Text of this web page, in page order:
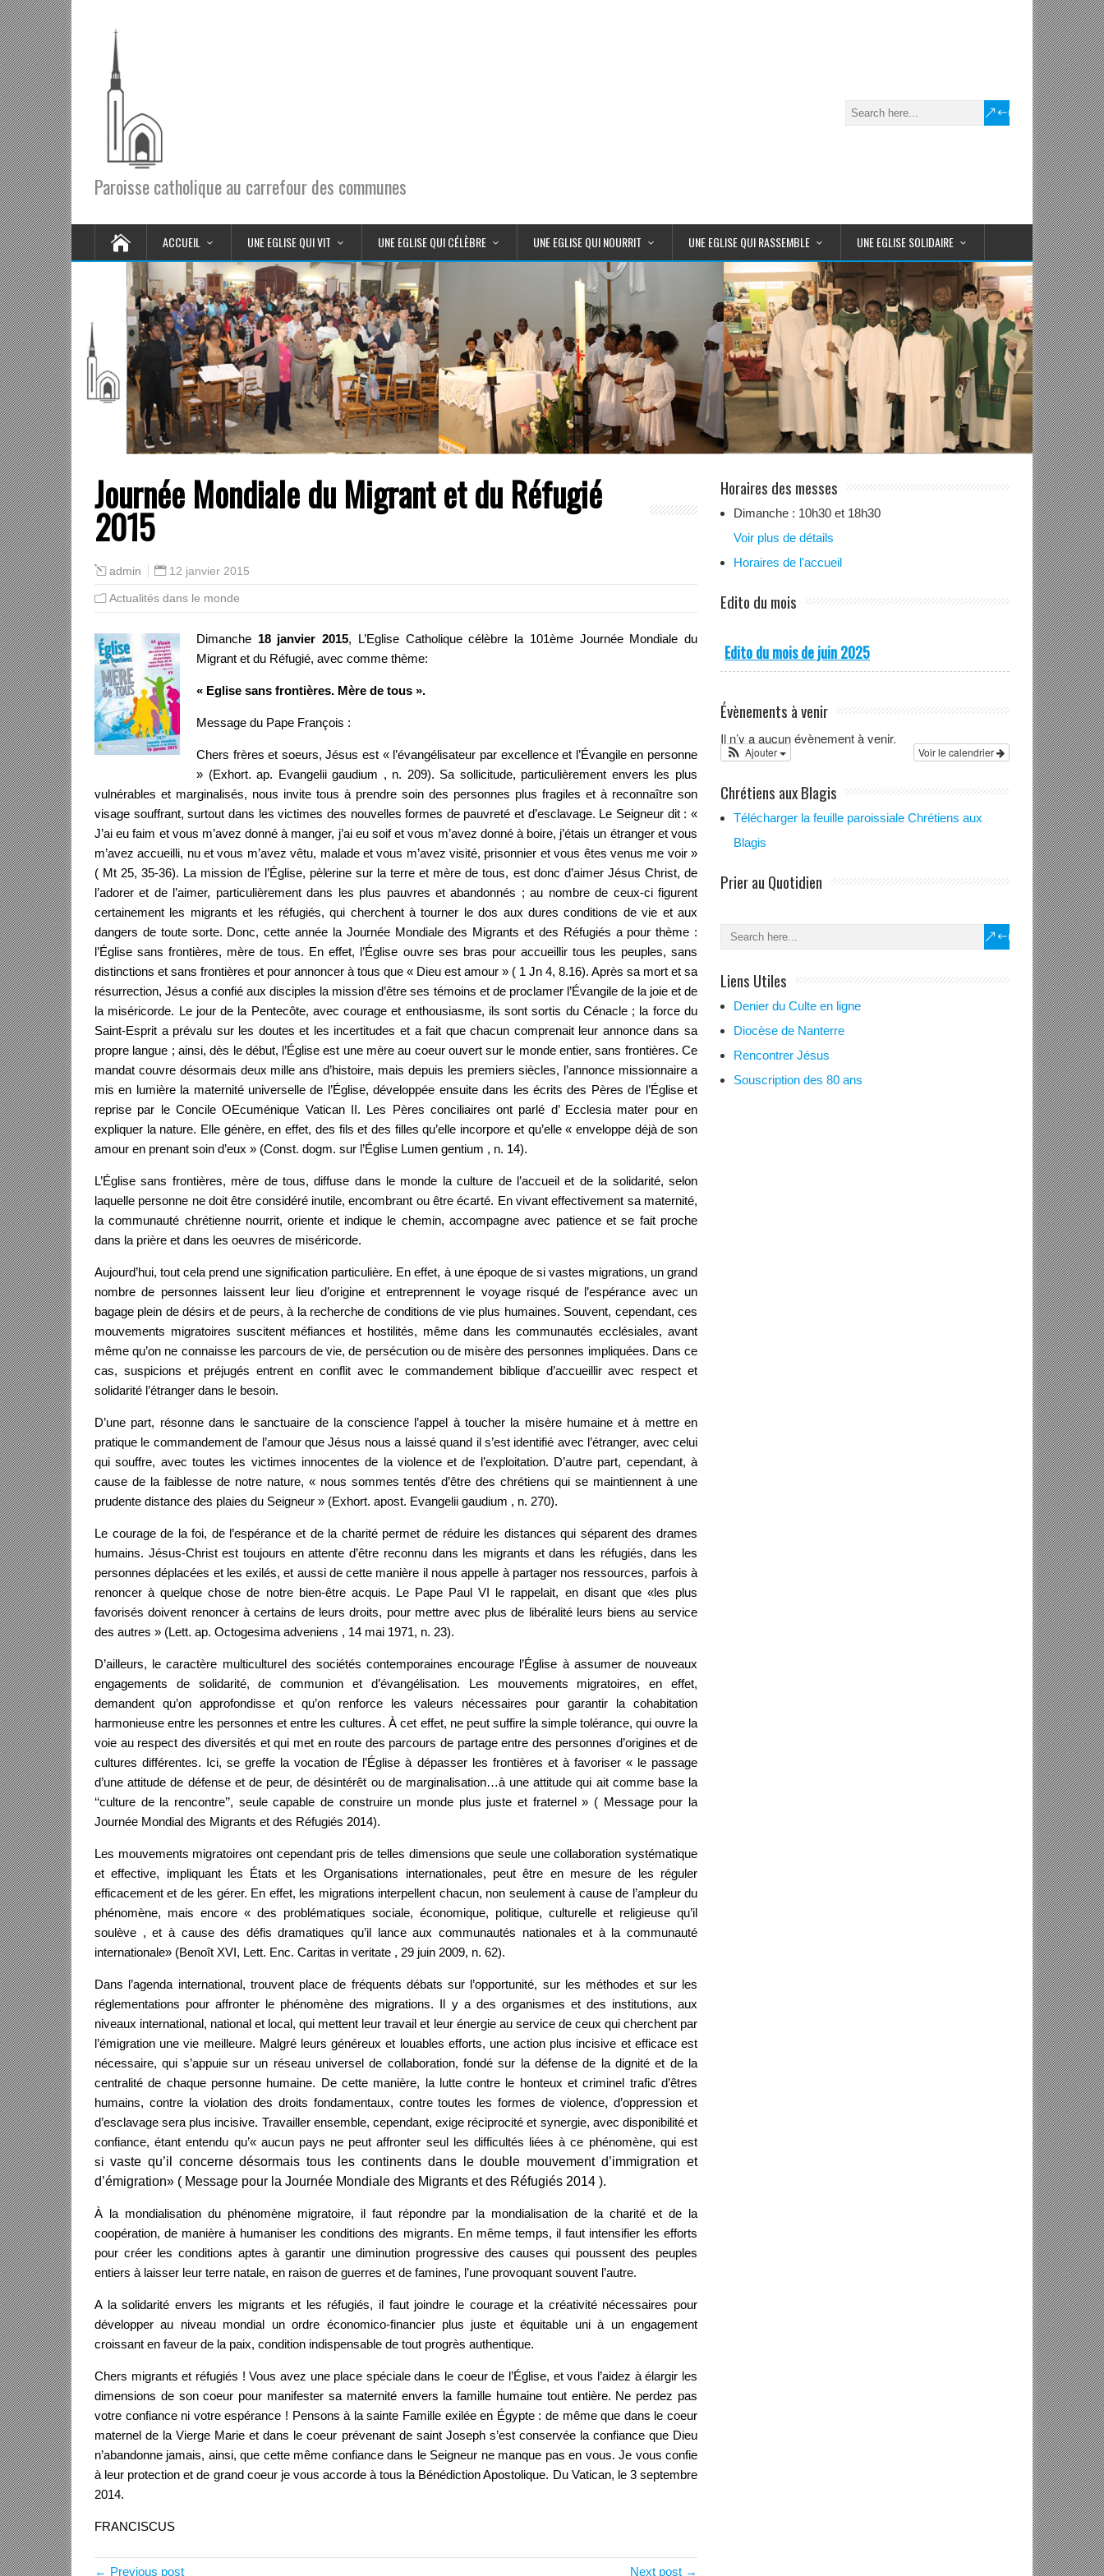
Paroisse catholique au carrefour des communes
ACCUEIL UNE EGLISE QUI VIT UNE EGLISE QUI CÉLÈBRE UNE EGLISE QUI NOURRIT UNE EGLISE QUI RASSEMBLE UNE EGLISE SOLIDAIRE
Journée Mondiale du Migrant et du Réfugié
2015
admin 12 janvier 2015
Actualités dans le monde
Dimanche 18 janvier 2015, L’Eglise Catholique célèbre la 101ème Journée Mondiale du
Migrant et du Réfugié, avec comme thème:
« Eglise sans frontières. Mère de tous ».
Message du Pape François :
Chers frères et soeurs, Jésus est « l’évangélisateur par excellence et l’Évangile en personne
» (Exhort. ap. Evangelii gaudium , n. 209). Sa sollicitude, particulièrement envers les plus
vulnérables et marginalisés, nous invite tous à prendre soin des personnes plus fragiles et à reconnaître son
visage souffrant, surtout dans les victimes des nouvelles formes de pauvreté et d’esclavage. Le Seigneur dit : «
J’ai eu faim et vous m’avez donné à manger, j’ai eu soif et vous m’avez donné à boire, j’étais un étranger et vous
m’avez accueilli, nu et vous m’avez vêtu, malade et vous m’avez visité, prisonnier et vous êtes venus me voir »
( Mt 25, 35-36). La mission de l’Église, pèlerine sur la terre et mère de tous, est donc d’aimer Jésus Christ, de
l’adorer et de l’aimer, particulièrement dans les plus pauvres et abandonnés ; au nombre de ceux-ci figurent
certainement les migrants et les réfugiés, qui cherchent à tourner le dos aux dures conditions de vie et aux
dangers de toute sorte. Donc, cette année la Journée Mondiale des Migrants et des Réfugiés a pour thème :
l’Église sans frontières, mère de tous. En effet, l’Église ouvre ses bras pour accueillir tous les peuples, sans
distinctions et sans frontières et pour annoncer à tous que « Dieu est amour » ( 1 Jn 4, 8.16). Après sa mort et sa
résurrection, Jésus a confié aux disciples la mission d’être ses témoins et de proclamer l’Évangile de la joie et de
la miséricorde. Le jour de la Pentecôte, avec courage et enthousiasme, ils sont sortis du Cénacle ; la force du
Saint-Esprit a prévalu sur les doutes et les incertitudes et a fait que chacun comprenait leur annonce dans sa
propre langue ; ainsi, dès le début, l’Église est une mère au coeur ouvert sur le monde entier, sans frontières. Ce
mandat couvre désormais deux mille ans d’histoire, mais depuis les premiers siècles, l’annonce missionnaire a
mis en lumière la maternité universelle de l’Église, développée ensuite dans les écrits des Pères de l’Église et
reprise par le Concile OEcuménique Vatican II. Les Pères conciliaires ont parlé d’ Ecclesia mater pour en
expliquer la nature. Elle génère, en effet, des fils et des filles qu’elle incorpore et qu’elle « enveloppe déjà de son
amour en prenant soin d’eux » (Const. dogm. sur l’Église Lumen gentium , n. 14).
L’Église sans frontières, mère de tous, diffuse dans le monde la culture de l’accueil et de la solidarité, selon
laquelle personne ne doit être considéré inutile, encombrant ou être écarté. En vivant effectivement sa maternité,
la communauté chrétienne nourrit, oriente et indique le chemin, accompagne avec patience et se fait proche
dans la prière et dans les oeuvres de miséricorde.
Aujourd’hui, tout cela prend une signification particulière. En effet, à une époque de si vastes migrations, un grand
nombre de personnes laissent leur lieu d’origine et entreprennent le voyage risqué de l’espérance avec un
bagage plein de désirs et de peurs, à la recherche de conditions de vie plus humaines. Souvent, cependant, ces
mouvements migratoires suscitent méfiances et hostilités, même dans les communautés ecclésiales, avant
même qu’on ne connaisse les parcours de vie, de persécution ou de misère des personnes impliquées. Dans ce
cas, suspicions et préjugés entrent en conflit avec le commandement biblique d’accueillir avec respect et
solidarité l’étranger dans le besoin.
D’une part, résonne dans le sanctuaire de la conscience l’appel à toucher la misère humaine et à mettre en
pratique le commandement de l’amour que Jésus nous a laissé quand il s’est identifié avec l’étranger, avec celui
qui souffre, avec toutes les victimes innocentes de la violence et de l’exploitation. D’autre part, cependant, à
cause de la faiblesse de notre nature, « nous sommes tentés d’être des chrétiens qui se maintiennent à une
prudente distance des plaies du Seigneur » (Exhort. apost. Evangelii gaudium , n. 270).
Le courage de la foi, de l’espérance et de la charité permet de réduire les distances qui séparent des drames
humains. Jésus-Christ est toujours en attente d’être reconnu dans les migrants et dans les réfugiés, dans les
personnes déplacées et les exilés, et aussi de cette manière il nous appelle à partager nos ressources, parfois à
renoncer à quelque chose de notre bien-être acquis. Le Pape Paul VI le rappelait, en disant que «les plus
favorisés doivent renoncer à certains de leurs droits, pour mettre avec plus de libéralité leurs biens au service
des autres » (Lett. ap. Octogesima adveniens , 14 mai 1971, n. 23).
D’ailleurs, le caractère multiculturel des sociétés contemporaines encourage l’Église à assumer de nouveaux
engagements de solidarité, de communion et d’évangélisation. Les mouvements migratoires, en effet,
demandent qu’on approfondisse et qu’on renforce les valeurs nécessaires pour garantir la cohabitation
harmonieuse entre les personnes et entre les cultures. À cet effet, ne peut suffire la simple tolérance, qui ouvre la
voie au respect des diversités et qui met en route des parcours de partage entre des personnes d’origines et de
cultures différentes. Ici, se greffe la vocation de l’Église à dépasser les frontières et à favoriser « le passage
d’une attitude de défense et de peur, de désintérêt ou de marginalisation…à une attitude qui ait comme base la
‘‘culture de la rencontre’’, seule capable de construire un monde plus juste et fraternel » ( Message pour la
Journée Mondial des Migrants et des Réfugiés 2014).
Les mouvements migratoires ont cependant pris de telles dimensions que seule une collaboration systématique
et effective, impliquant les États et les Organisations internationales, peut être en mesure de les réguler
efficacement et de les gérer. En effet, les migrations interpellent chacun, non seulement à cause de l’ampleur du
phénomène, mais encore « des problématiques sociale, économique, politique, culturelle et religieuse qu’il
soulève , et à cause des défis dramatiques qu’il lance aux communautés nationales et à la communauté
internationale» (Benoît XVI, Lett. Enc. Caritas in veritate , 29 juin 2009, n. 62).
Dans l’agenda international, trouvent place de fréquents débats sur l’opportunité, sur les méthodes et sur les
réglementations pour affronter le phénomène des migrations. Il y a des organismes et des institutions, aux
niveaux international, national et local, qui mettent leur travail et leur énergie au service de ceux qui cherchent par
l’émigration une vie meilleure. Malgré leurs généreux et louables efforts, une action plus incisive et efficace est
nécessaire, qui s’appuie sur un réseau universel de collaboration, fondé sur la défense de la dignité et de la
centralité de chaque personne humaine. De cette manière, la lutte contre le honteux et criminel trafic d’êtres
humains, contre la violation des droits fondamentaux, contre toutes les formes de violence, d’oppression et
d’esclavage sera plus incisive. Travailler ensemble, cependant, exige réciprocité et synergie, avec disponibilité et
confiance, étant entendu qu’« aucun pays ne peut affronter seul les difficultés liées à ce phénomène, qui est
si vaste qu’il concerne désormais tous les continents dans le double mouvement d’immigration et
d’émigration» ( Message pour la Journée Mondiale des Migrants et des Réfugiés 2014 ).
À la mondialisation du phénomène migratoire, il faut répondre par la mondialisation de la charité et de la
coopération, de manière à humaniser les conditions des migrants. En même temps, il faut intensifier les efforts
pour créer les conditions aptes à garantir une diminution progressive des causes qui poussent des peuples
entiers à laisser leur terre natale, en raison de guerres et de famines, l’une provoquant souvent l’autre.
A la solidarité envers les migrants et les réfugiés, il faut joindre le courage et la créativité nécessaires pour
développer au niveau mondial un ordre économico-financier plus juste et équitable uni à un engagement
croissant en faveur de la paix, condition indispensable de tout progrès authentique.
Chers migrants et réfugiés ! Vous avez une place spéciale dans le coeur de l’Église, et vous l’aidez à élargir les
dimensions de son coeur pour manifester sa maternité envers la famille humaine tout entière. Ne perdez pas
votre confiance ni votre espérance ! Pensons à la sainte Famille exilée en Égypte : de même que dans le coeur
maternel de la Vierge Marie et dans le coeur prévenant de saint Joseph s’est conservée la confiance que Dieu
n’abandonne jamais, ainsi, que cette même confiance dans le Seigneur ne manque pas en vous. Je vous confie
à leur protection et de grand coeur je vous accorde à tous la Bénédiction Apostolique. Du Vatican, le 3 septembre
2014.
FRANCISCUS
← Previous post Next post →
Horaires des messes
Dimanche : 10h30 et 18h30
Voir plus de détails
Horaires de l'accueil
Edito du mois
Edito du mois de juin 2025
Évènements à venir
Il n’y a aucun évènement à venir.
Voir le calendrier
Ajouter
Chrétiens aux Blagis
Télécharger la feuille paroissiale Chrétiens aux
Blagis
Prier au Quotidien
Liens Utiles
Denier du Culte en ligne
Diocèse de Nanterre
Rencontrer Jésus
Souscription des 80 ans